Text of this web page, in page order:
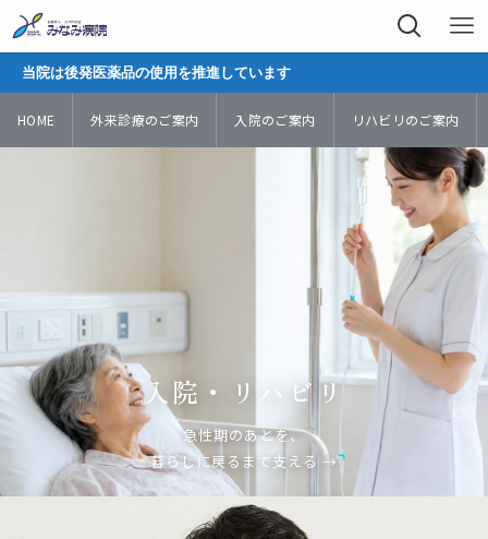
後発医薬品の使用を推進しています
HOME 外来診療のご案内 入院のご案内 リハビリのご案内
入院・リハビリ
急性期のあとを、
暮らしに戻るまで支える →